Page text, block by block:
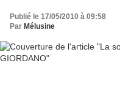
Publié le 17/05/2010 à 09:58
Par Mélusine